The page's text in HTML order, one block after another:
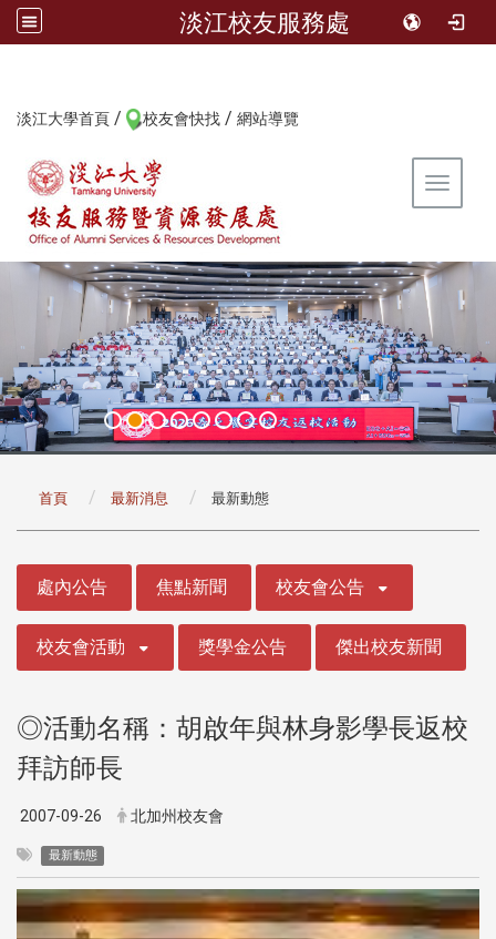
淡江校友服務處
淡江大學首頁 / 校友會快找 / 網站導覽
Toggle
首頁 最新消息 最新動態
處內公告 焦點新聞 校友會公告
校友會活動 獎學金公告 傑出校友新聞
◎活動名稱：胡啟年與林身影學長返校
拜訪師長
2007-09-26 北加州校友會
最新動態